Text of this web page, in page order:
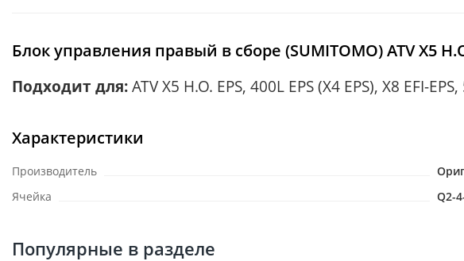
Блок управления правый в сборе (SUMITOMO) ATV X5
Подходит для: ATV X5 H.O. EPS, 400L EPS (X4 EPS), X8 EFI-
Характеристики
Производитель
Ячейка
Q2-
Популярные в разделе